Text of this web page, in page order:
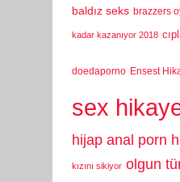
baldız seks brazzers
kadar kazanıyor 2018
doedaporno Ensest
sex
hijap anal porn
kızını sikiyor olgun